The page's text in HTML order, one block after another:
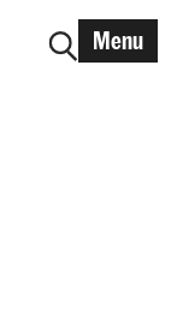
Menu